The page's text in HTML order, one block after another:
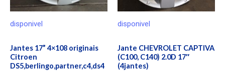
disponivel
Jantes 17” 4×108 originais
Citroen
DS5,berlingo,partner,c4,ds4
disponivel
Jante CHEVROLET CAPTIVA
(C100, C140) 2.0D 17″
(4jantes)